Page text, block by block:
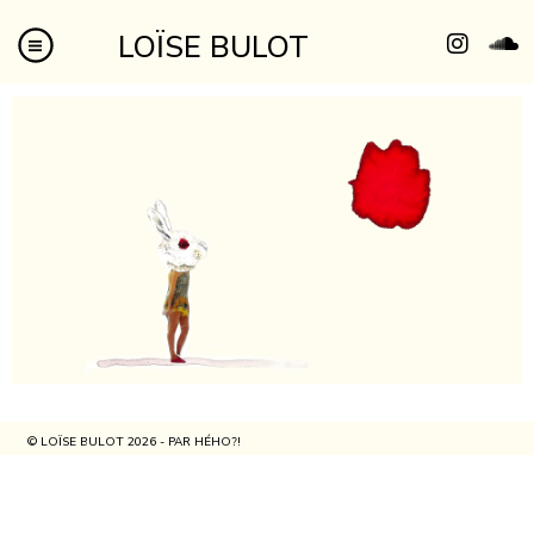
LOÏSE BULOT
© LOÏSE BULOT 2026 - PAR HÉHO?!